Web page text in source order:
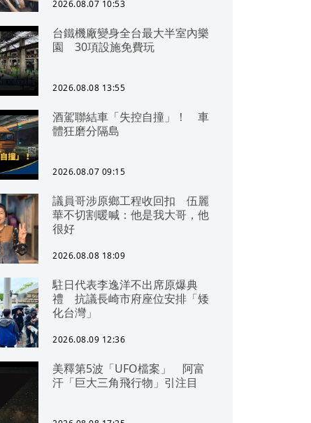
2026.08.07 10:53
台鐵機廠變身全台最大半室內樂
園 30項設施免費玩
2026.08.08 13:55
酒駕聯結車「失控自撞」！ 車
體狂磨分隔島
2026.08.07 09:15
議員哥涉原鄉工程收回扣 伍麗
華不切割暖喊：他是我大哥，他
很好
2026.08.08 18:09
駐日代表李逸洋不出席原爆典
禮 抗議長崎市府座位安排「矮
化台灣」
2026.08.09 12:36
美釋第5波「UFO檔案」 阿富
汗「巨大三角飛行物」引注目